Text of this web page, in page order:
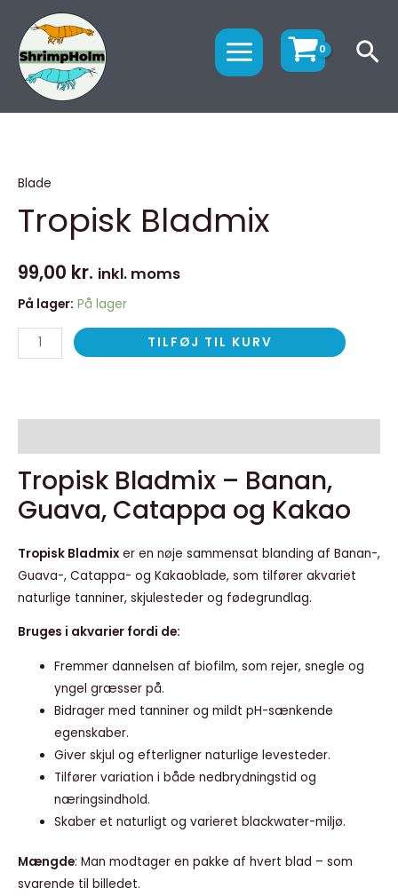
indholdet
MENU
Blade
Tropisk Bladmix
99,00 kr. inkl. moms
På lager: På lager
antal
TILFØJ TIL KURV
Tropisk Bladmix – Banan,
Guava, Catappa og Kakao
Tropisk Bladmix er en nøje sammensat blanding af Banan-,
Guava-, Catappa- og Kakaoblade, som tilfører akvariet
naturlige tanniner, skjulesteder og fødegrundlag.
Bruges i akvarier fordi de:
Fremmer dannelsen af biofilm, som rejer, snegle og
yngel græsser på.
Bidrager med tanniner og mildt pH-sænkende
egenskaber.
Giver skjul og efterligner naturlige levesteder.
Tilfører variation i både nedbrydningstid og
næringsindhold.
Skaber et naturligt og varieret blackwater-miljø.
Mængde: Man modtager en pakke af hvert blad – som
svarende til billedet.